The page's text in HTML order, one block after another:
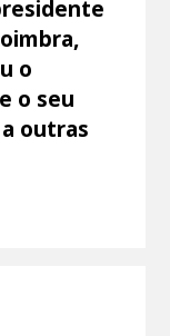
o
o seu
outras